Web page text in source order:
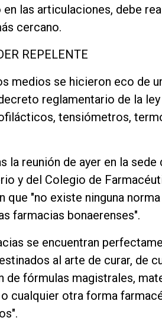
las articulaciones, debe
cercano.
REPELENTE
medios se hicieron eco de
reglamentario de la
tensiómetros,
la reunión de ayer en la
y del Colegio de
que "no existe ninguna
farmacias bonaerenses".
se encuentran
al arte de curar, de
de fórmulas magistrales,
cualquier otra forma